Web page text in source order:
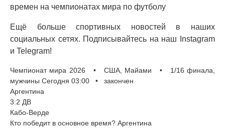
времен на чемпионатах мира по футболу
Ещё больше спортивных новостей в наших
социальных сетях. Подписывайтесь на наш Instagram
и Telegram!
Чемпионат мира 2026 • США, Майами • 1/16 финала,
мужчины Сегодня 03:00 • закончен
Аргентина
3:2 ДВ
Кабо-Верде
Кто победит в основное время? Аргентина